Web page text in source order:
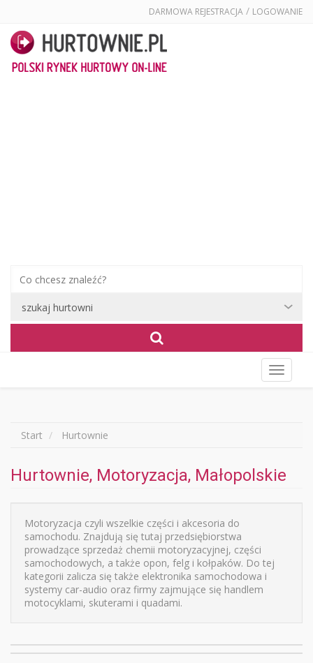
DARMOWA REJESTRACJA / LOGOWANIE
menu
Start Hurtownie
Hurtownie, Motoryzacja, Małopolskie
Motoryzacja czyli wszelkie części i akcesoria do
samochodu. Znajdują się tutaj przedsiębiorstwa
prowadzące sprzedaż chemii motoryzacyjnej, części
samochodowych, a także opon, felg i kołpaków. Do tej
kategorii zalicza się także elektronika samochodowa i
systemy car-audio oraz firmy zajmujące się handlem
motocyklami, skuterami i quadami.